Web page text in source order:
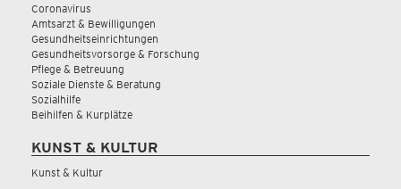
Coronavirus
Amtsarzt & Bewilligungen
Gesundheitseinrichtungen
Gesundheitsvorsorge & Forschung
Pflege & Betreuung
Soziale Dienste & Beratung
Sozialhilfe
Beihilfen & Kurplätze
KUNST & KULTUR
Kunst & Kultur